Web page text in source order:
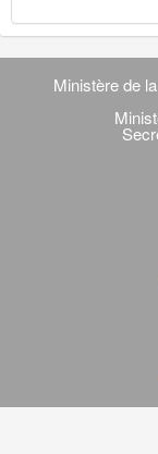
Navigation
transverse
Ministère de